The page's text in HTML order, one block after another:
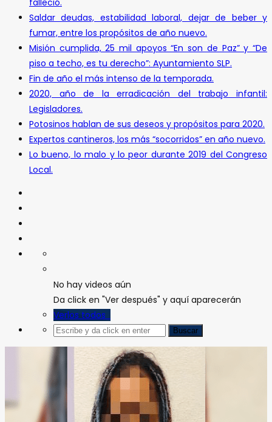
Saldar deudas, estabilidad laboral, dejar de beber y
fumar, entre los propósitos de año nuevo.
Misión cumplida, 25 mil apoyos “En son de Paz” y “De
piso a techo, es tu derecho”: Ayuntamiento SLP.
Fin de año el más intenso de la temporada.
2020, año de la erradicación del trabajo infantil:
Legisladores.
Potosinos hablan de sus deseos y propósitos para 2020.
Expertos cantineros, los más “socorridos” en año nuevo.
Lo bueno, lo malo y lo peor durante 2019 del Congreso
Local.
No hay videos aún
Da click en "Ver después" y aquí aparecerán
Verlos todos